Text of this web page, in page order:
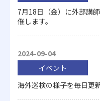
7月18日（金）に外部講
催します。
2024-09-04
イベント
海外巡検の様子を毎日更